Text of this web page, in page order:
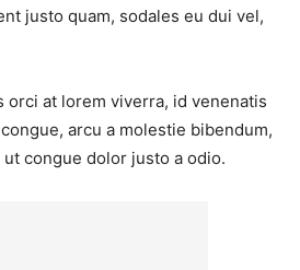
justo quam, sodales eu dui vel,
orci at lorem viverra, id venenatis
arcu a molestie bibendum,
congue dolor justo a odio.